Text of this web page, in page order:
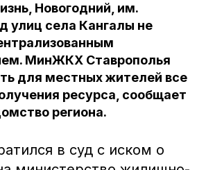
Новогодний, им.
улиц села Кангалы не
МинЖКХ Ставрополья
для местных жителей все
ресурса, сообщает
региона.
в суд с иском о